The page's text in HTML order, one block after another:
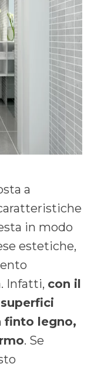
a
in modo
estetiche,
Infatti, con il
finto legno,
. Se